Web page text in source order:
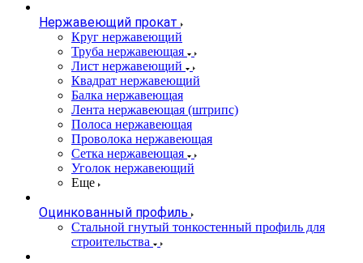
Нержавеющий прокат
Круг нержавеющий
Труба нержавеющая
Лист нержавеющий
Квадрат нержавеющий
Балка нержавеющая
Лента нержавеющая (штрипс)
Полоса нержавеющая
Проволока нержавеющая
Сетка нержавеющая
Уголок нержавеющий
Еще
Оцинкованный профиль
Стальной гнутый тонкостенный профиль для
строительства